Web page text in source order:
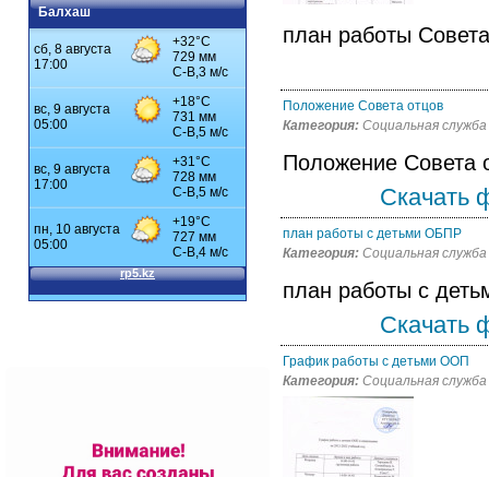
Балхаш
план работы
Положение Совета отцов
Категория: Социальная служба
Положение Совета
Скачать
план работы с детьми ОБПР
Категория: Социальная служба
план работы с
Скачать
График работы с детьми ООП
Категория: Социальная служба